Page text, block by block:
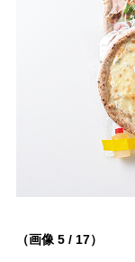
（画像 5 / 17）